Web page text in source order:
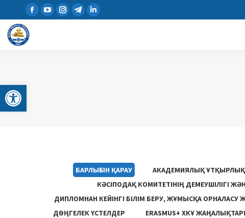
Open toolbar
БАРЛЫҒЫН ҚАРАУ АКАДЕМИЯЛЫҚ ҰТҚЫРЛЫҚ
КӘСІПОДАҚ КОМИТЕТІНІҢ ДЕМЕУШІЛІГІ
ДИПЛОМНАН КЕЙІНГІ БІЛІМ БЕРУ, ЖҰМЫСҚА ОРНАЛАСУ
ДӨҢГЕЛЕК ҮСТЕЛДЕР
ERASMUS+ ХКҰ